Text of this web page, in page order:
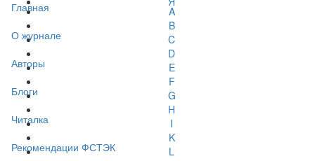
Главная
О журнале
Авторы
Блоги
Читалка
Рекомендации ФСТЭК
A
B
C
D
E
F
G
H
I
K
L